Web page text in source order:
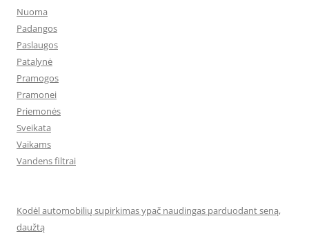
Nuoma
Padangos
Paslaugos
Patalynė
Pramogos
Pramonei
Priemonės
Sveikata
Vaikams
Vandens filtrai
Kodėl automobilių supirkimas ypač naudingas parduodant seną,
daužtą